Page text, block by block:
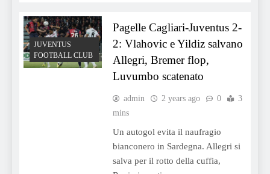
JUVENTUS
FOOTBALL CLUB
Pagelle Cagliari-Juventus 2-
2: Vlahovic e Yildiz salvano
Allegri, Bremer flop,
Luvumbo scatenato
admin 2 years ago 0
3
mins
Un autogol evita il naufragio
bianconero in Sardegna. Allegri si
salva per il rotto della cuffia,